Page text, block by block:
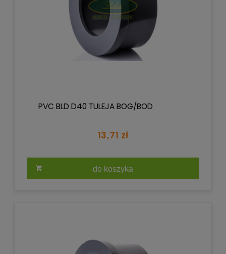
PVC BLD D40 TULEJA BOG/BOD
13,71 zł
do koszyka